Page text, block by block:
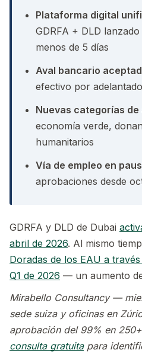
Plataforma digital
GDRFA + DLD
menos de 5 días
Aval bancario
efectivo por adelantado
Nuevas categorías de
economía verde,
humanitarios
Vía de empleo en
aprobaciones desde
GDRFA y DLD de Dubai
abril de 2026. Al mismo
Doradas de los EAU a
Q1 de 2026 — un aumento
Mirabello Consultancy —
sede suiza y oficinas en
aprobación del 99% en
consulta gratuitapara